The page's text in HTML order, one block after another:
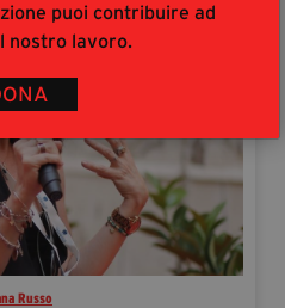
puoi contribuire ad
nostro lavoro.
Russo